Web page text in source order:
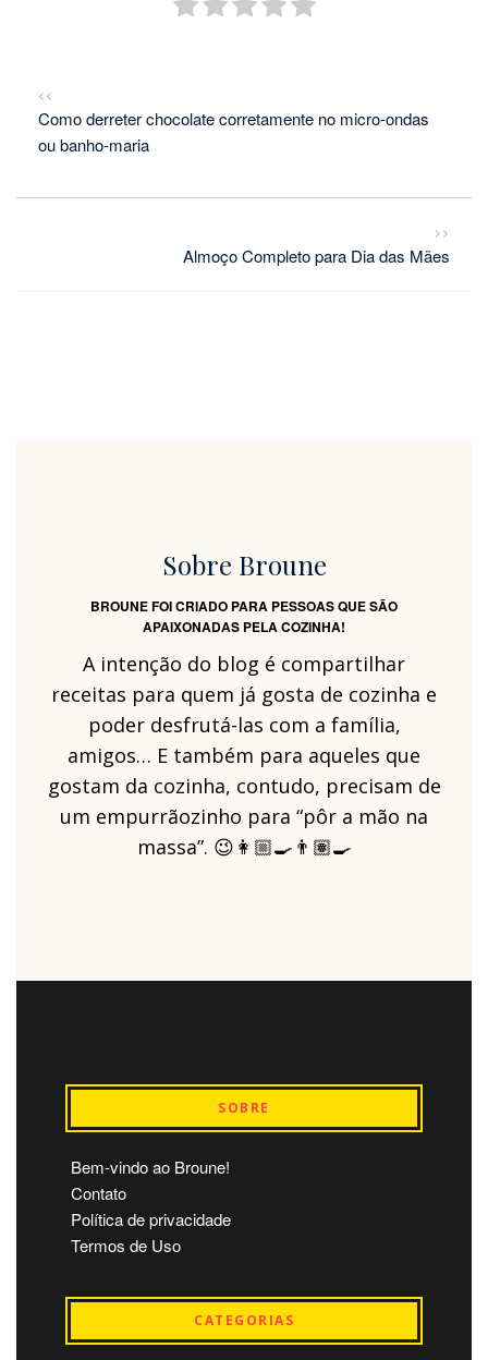
<<
Como derreter chocolate corretamente no micro-ondas
ou banho-maria
>>
Almoço Completo para Dia das Mães
Sobre Broune
BROUNE FOI CRIADO PARA PESSOAS QUE SÃO
APAIXONADAS PELA COZINHA!
A intenção do blog é compartilhar
receitas para quem já gosta de cozinha e
poder desfrutá-las com a família,
amigos… E também para aqueles que
gostam da cozinha, contudo, precisam de
um empurrãozinho para “pôr a mão na
massa”. 😉👩🏼‍🍳👨🏽‍🍳
SOBRE
Bem-vindo ao Broune!
Contato
Política de privacidade
Termos de Uso
CATEGORIAS